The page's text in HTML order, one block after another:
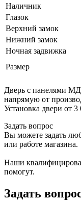
Наличник
Глазок
Верхний замок
Нижний замок
Ночная задвижка
Размер
Дверь с панелями
напрямую от
Установка двери от 3
Задать вопрос
Вы можете задать
или работе магазина.
Наши
помогут.
Задать